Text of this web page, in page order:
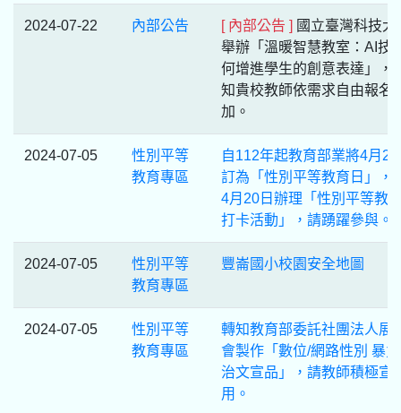
2024-07-22 內部公告 [ 內部公告 ] 國立臺灣科技大
舉辦「溫暖智慧教室：AI技
何增進學生的創意表達」，
知貴校教師依需求自由報名
加。
2024-07-05
性別平等
教育專區
自112年起教育部業將4月20
訂為「性別平等教育日」，
4月20日辦理「性別平等教
打卡活動」，請踴躍參與。
2024-07-05
性別平等
教育專區
豐崙國小校園安全地圖
2024-07-05
性別平等
教育專區
轉知教育部委託社團法人展
會製作「數位/網路性別 暴
治文宣品」，請教師積極宣
用。